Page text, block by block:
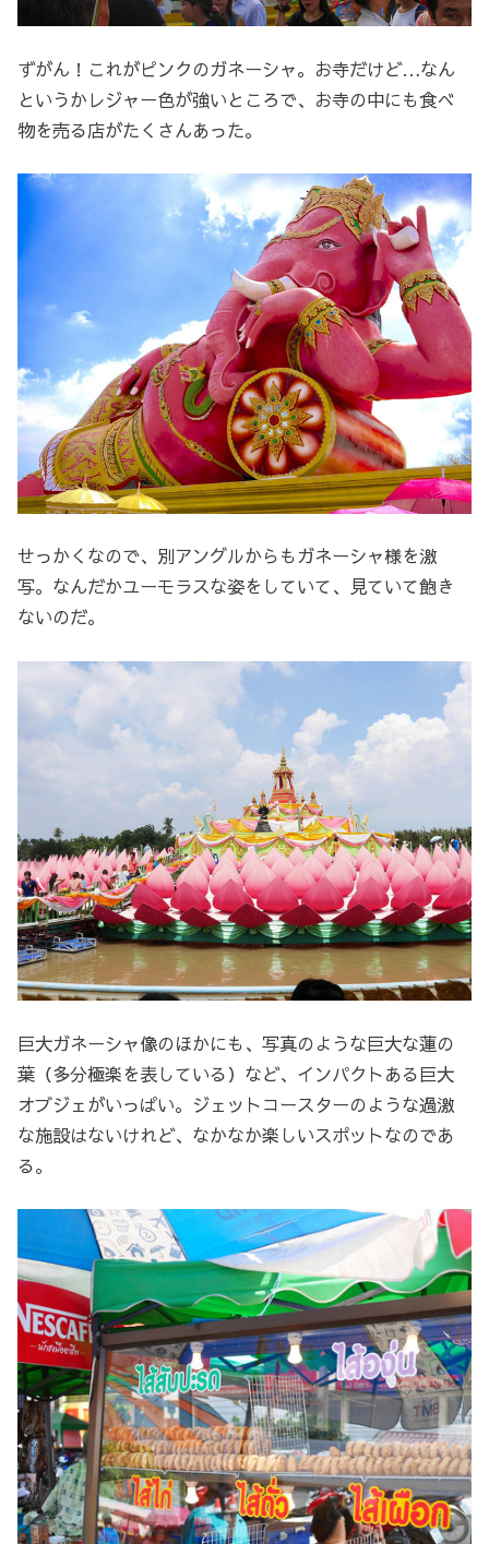
ずがん！これがピンクのガネーシャ。お寺だけど…なん
というかレジャー色が強いところで、お寺の中にも食べ
物を売る店がたくさんあった。
せっかくなので、別アングルからもガネーシャ様を激
写。なんだかユーモラスな姿をしていて、見ていて飽き
ないのだ。
巨大ガネーシャ像のほかにも、写真のような巨大な蓮の
葉（多分極楽を表している）など、インパクトある巨大
オブジェがいっぱい。ジェットコースターのような過激
な施設はないけれど、なかなか楽しいスポットなのであ
る。